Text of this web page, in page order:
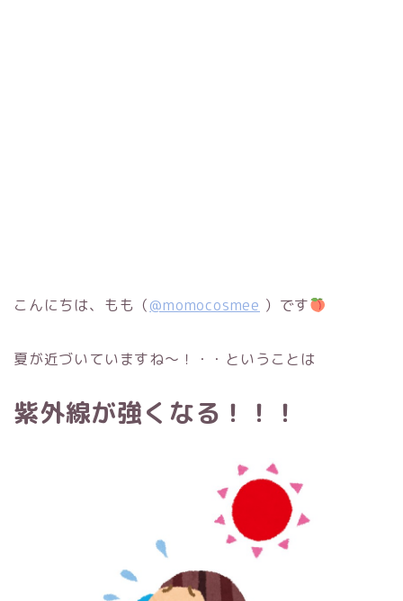
こんにちは、もも（@momocosmee ）です
夏が近づいていますね〜！・・ということは
紫外線が強くなる！！！